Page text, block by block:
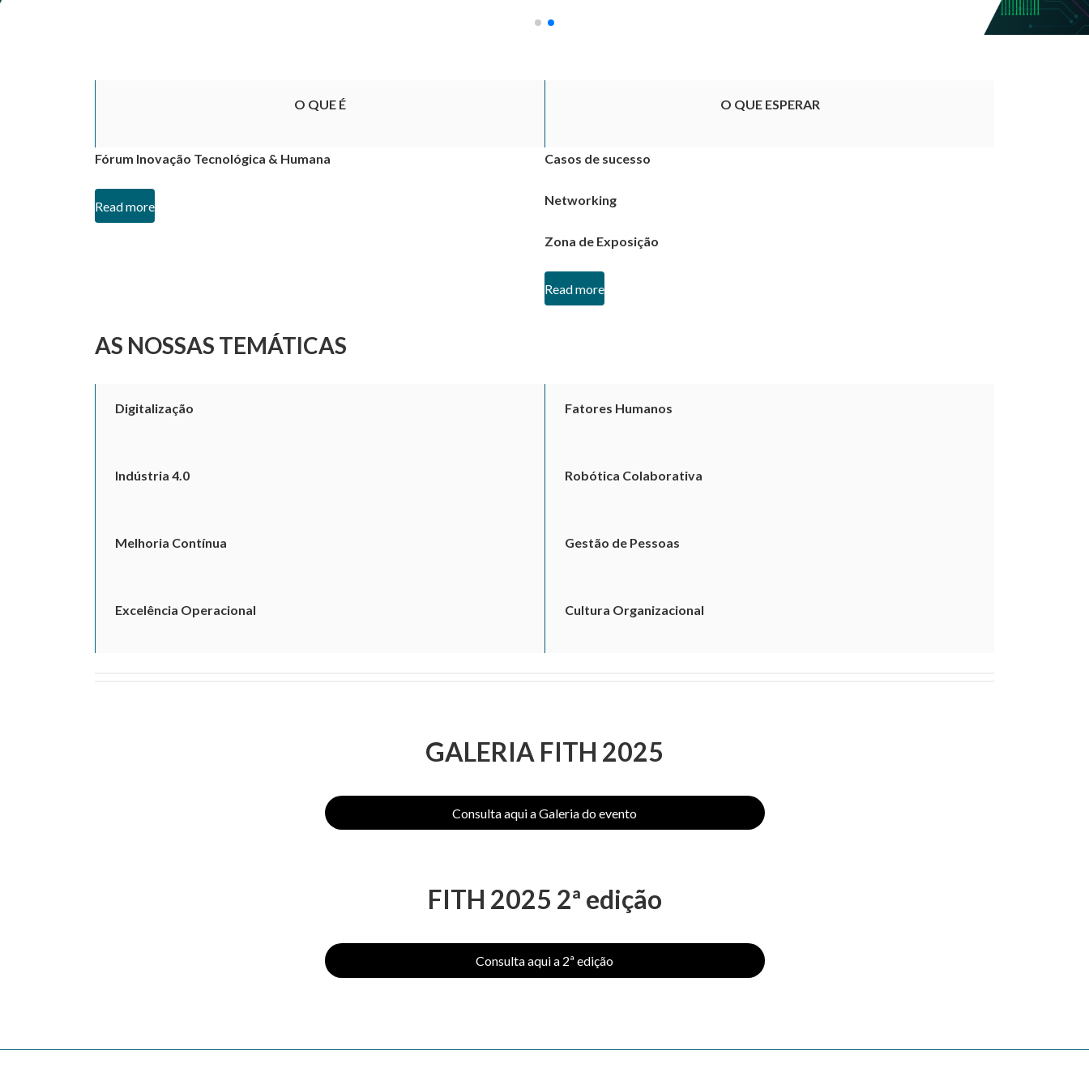
O QUE É
Fórum Inovação Tecnológica & Humana
Read more
O QUE ESPERAR
Casos de sucesso
Networking
Zona de Exposição
Read more
AS NOSSAS TEMÁTICAS
Digitalização
Indústria 4.0
Melhoria Contínua
Excelência Operacional
Fatores Humanos
Robótica Colaborativa
Gestão de Pessoas
Cultura Organizacional
GALERIA FITH 2025
Consulta aqui a Galeria do evento
FITH 2025 2ª edição
Consulta aqui a 2ª edição